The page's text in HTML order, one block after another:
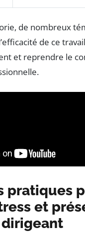
de nombreux
de ce
et reprendre le
pratiques
et